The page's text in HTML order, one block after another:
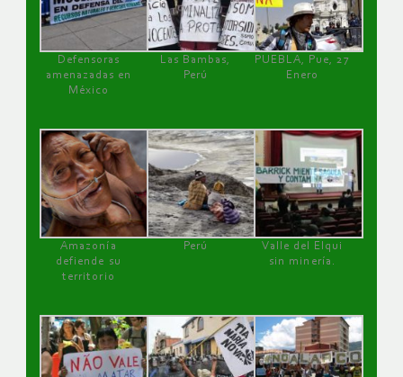
Defensoras
amenazadas en
México
Las Bambas,
Perú
PUEBLA, Pue, 27
Enero
Amazonía
defiende su
territorio
Perú
Valle del Elqui
sin minería.